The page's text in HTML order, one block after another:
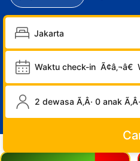
Waktu check-in Ã¢â‚¬â€
2 dewasa Ã‚Â· 0 anak